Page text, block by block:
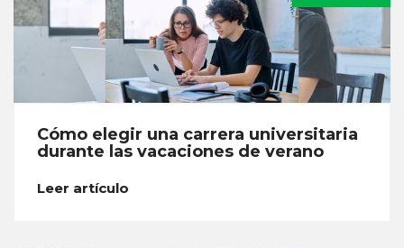
Cómo elegir una carrera universitaria
durante las vacaciones de verano
Leer artículo